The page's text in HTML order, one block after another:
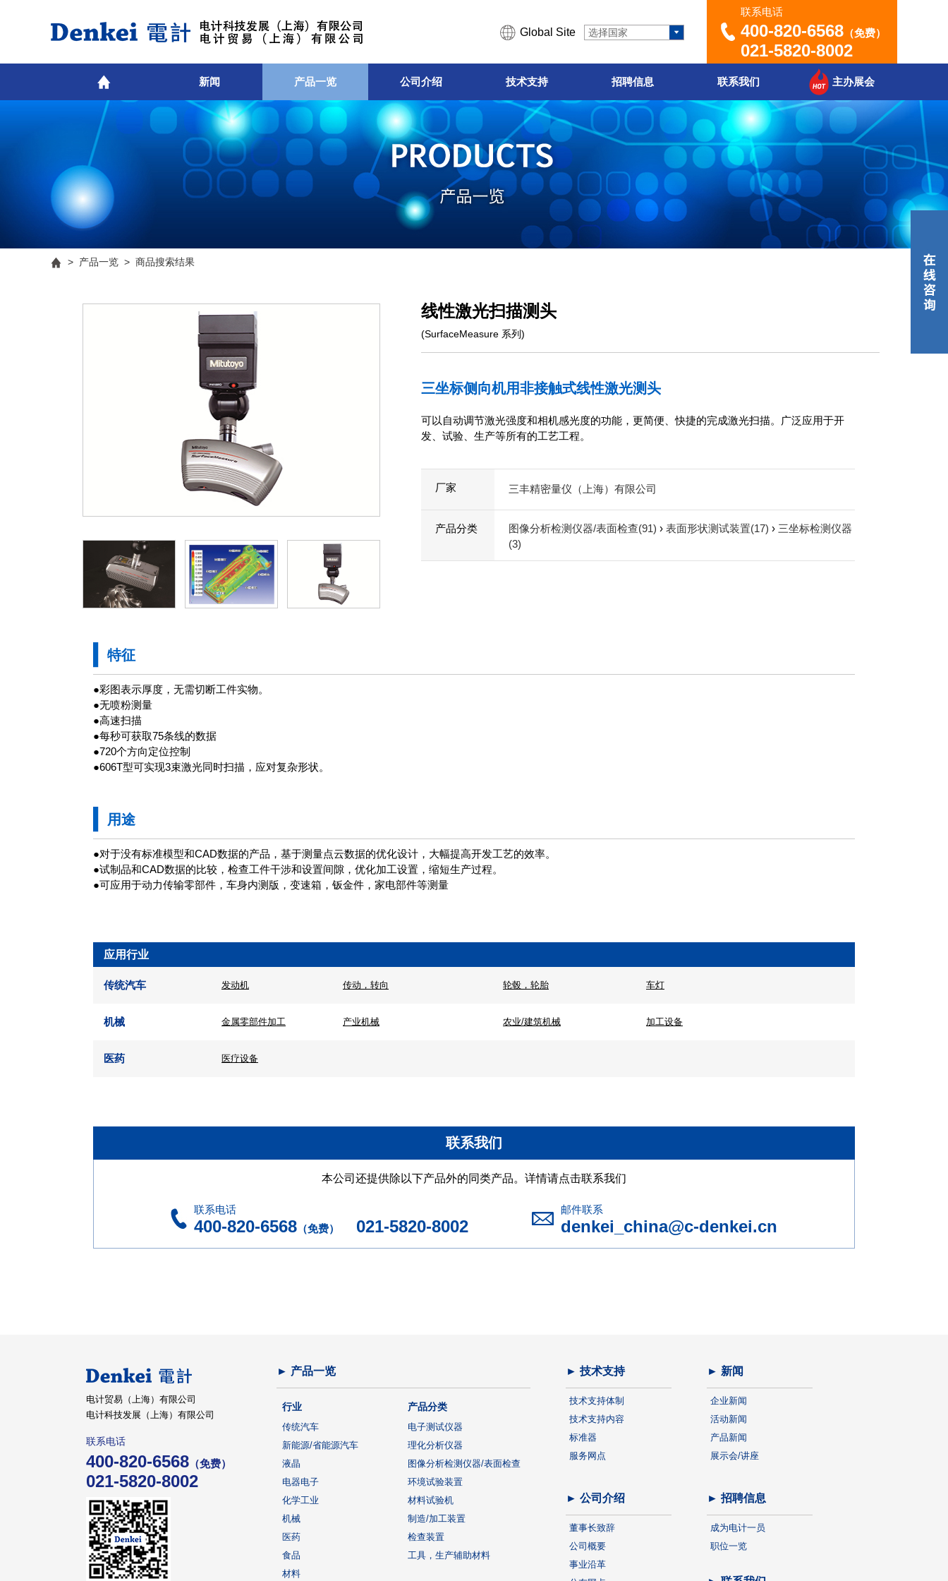
Global Site 选择国家
联系电话
400-820-6568 （免费）
021-5820-8002
新闻 产品一览 公司介绍 技术支持 招聘信息 联系我们 主办展会
> 产品一览 > 商品搜索结果
线性激光扫描测头
(SurfaceMeasure 系列)
三坐标侧向机用非接触式线性激光测头
可以自动调节激光强度和相机感光度的功能，更简便、快捷的完成激光扫描。广泛应用于开
发、试验、生产等所有的工艺工程。
厂家 三丰精密量仪（上海）有限公司
产品分类 图像分析检测仪器/表面检查(91) › 表面形状测试装置(17) › 三坐标检测仪器
(3)
特征
●彩图表示厚度，无需切断工件实物。
●无喷粉测量
●高速扫描
●每秒可获取75条线的数据
●720个方向定位控制
●606T型可实现3束激光同时扫描，应对复杂形状。
用途
●对于没有标准模型和CAD数据的产品，基于测量点云数据的优化设计，大幅提高开发工艺的效率。
●试制品和CAD数据的比较，检查工件干涉和设置间隙，优化加工设置，缩短生产过程。
●可应用于动力传输零部件，车身内测版，变速箱，钣金件，家电部件等测量
应用行业
传统汽车 发动机 传动，转向 轮毂，轮胎 车灯
机械 金属零部件加工 产业机械 农业/建筑机械 加工设备
医药 医疗设备
联系我们
本公司还提供除以下产品外的同类产品。详情请点击联系我们
联系电话
400-820-6568 （免费） 021-5820-8002
邮件联系
denkei_china@c-denkei.cn
电计贸易（上海）有限公司
电计科技发展（上海）有限公司
联系电话
400-820-6568 （免费）
021-5820-8002
► 产品一览
行业
传统汽车
新能源/省能源汽车
液晶
电器电子
化学工业
机械
医药
食品
材料
产品分类
电子测试仪器
理化分析仪器
图像分析检测仪器/表面检查
环境试验装置
材料试验机
制造/加工装置
检查装置
工具，生产辅助材料
► 技术支持
技术支持体制
技术支持内容
标准器
服务网点
► 公司介绍
董事长致辞
公司概要
事业沿革
► 新闻
企业新闻
活动新闻
产品新闻
展示会/讲座
► 招聘信息
成为电计一员
职位一览